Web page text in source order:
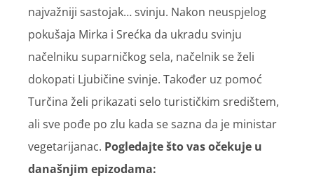
najvažniji sastojak… svinju. Nakon neuspjelog
pokušaja Mirka i Srećka da ukradu svinju
načelniku suparničkog sela, načelnik se želi
dokopati Ljubičine svinje. Također uz pomoć
Turčina želi prikazati selo turističkim središtem,
ali sve pođe po zlu kada se sazna da je ministar
vegetarijanac. Pogledajte što vas očekuje u
današnjim epizodama: